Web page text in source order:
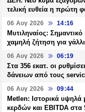
τελική ευθεία η πρώτη
06 Αυγ 2026 14:16
Μυτιληναίος:
χαμηλή ζήτηση για
06 Αυγ 2026 06:19
Στα 356 εκατ. οι
δάνειων από τους
06 Αυγ 2026 09:44
Metlen: Ιστορικά υψηλά
κερδών και EBITDA στα